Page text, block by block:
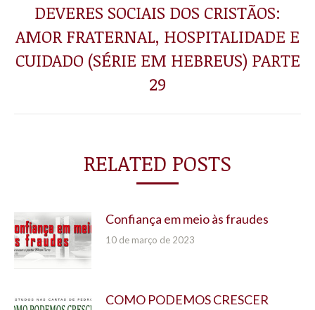
Próximo
post:
DEVERES SOCIAIS DOS CRISTÃOS:
AMOR FRATERNAL, HOSPITALIDADE E
CUIDADO (SÉRIE EM HEBREUS) PARTE
29
RELATED POSTS
Confiança em meio às fraudes
10 de março de 2023
COMO PODEMOS CRESCER